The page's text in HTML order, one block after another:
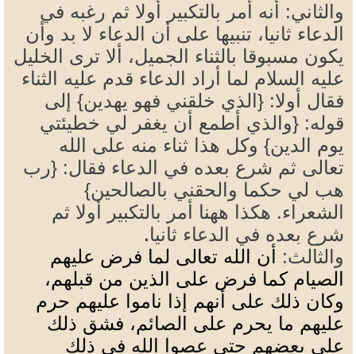
والثاني: أنه أمر بالتكبير أولا ثم رغبه في
الدعاء ثانيا، تنبيها على أن الدعاء لا بد وأن
يكون مسبوقا بالثناء الجميل، ألا ترى الخليل
عليه السلام لما أراد الدعاء قدم عليه الثناء
فقال أولا: {الذي خلقني فهو يهدين} إلى
قوله: {والذي أطمع أن يغفر لي خطيئتي
يوم الدين} وكل هذا ثناء منه على الله
تعالى ثم شرع بعده في الدعاء فقال: {رب
هب لي حكما والحقني بالصالحين}
الشعراء. هكذا ههنا أمر بالتكبير أولا ثم
شرع بعده في الدعاء ثانيا.
والثالث:
أن الله تعالى لما فرض عليهم
الصيام كما فرض على الذين من قبلهم،
وكان ذلك على أنهم إذا ناموا عليهم حرم
عليهم ما يحرم على الصائم، فشق ذلك
على بعضهم حتى عصوا الله في ذلك